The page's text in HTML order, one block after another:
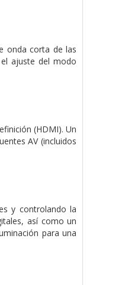
onda corta de las
ajuste del modo
(HDMI). Un
AV (incluidos
y controlando la
así como un
para una